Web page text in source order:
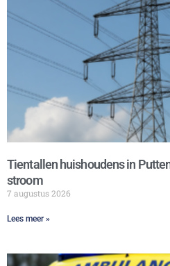
Tientallen huishoudens in
stroom
7 augustus 2026
Lees meer »